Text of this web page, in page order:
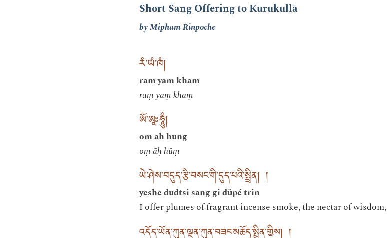
Short Sang Offering to Kurukullā
by Mipham Rinpoche
རཾ་ཡཾ་ཁཾ།
ram yam kham
raṃ yaṃ khaṃ
ཨོཾ་ཨཱཿཧཱུྃ།
om ah hung
oṃ āḥ hūṃ
ཡེ་ཤེས་བདུད་རྩི་བསང་གི་དུད་པའི་སྤྲིན། །
yeshe dudtsi sang gi düpé trin
I offer plumes of fragrant incense smoke, the nectar of wisdom,